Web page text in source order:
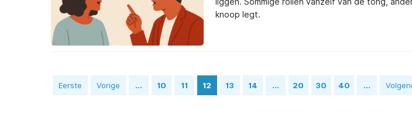
knoop legt.
Eerste Vorige ... 10 11 12 13 14 ... 20 30 40 ...